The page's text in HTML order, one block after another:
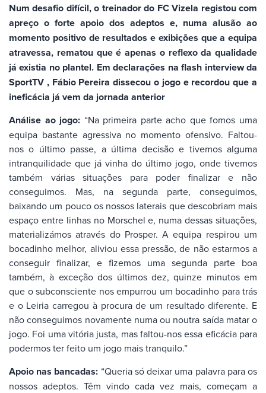
Num desafio difícil, o treinador do FC Vizela registou com
apreço o forte apoio dos adeptos e, numa alusão ao
momento positivo de resultados e exibições que a equipa
atravessa, rematou que é apenas o reflexo da qualidade
já existia no plantel. Em declarações na flash interview da
SportTV , Fábio Pereira dissecou o jogo e recordou que a
ineficácia já vem da jornada anterior
Análise ao jogo: “Na primeira parte acho que fomos uma
equipa bastante agressiva no momento ofensivo. Faltou-
nos o último passe, a última decisão e tivemos alguma
intranquilidade que já vinha do último jogo, onde tivemos
também várias situações para poder finalizar e não
conseguimos. Mas, na segunda parte, conseguimos,
baixando um pouco os nossos laterais que descobriam mais
espaço entre linhas no Morschel e, numa dessas situações,
materializámos através do Prosper. A equipa respirou um
bocadinho melhor, aliviou essa pressão, de não estarmos a
conseguir finalizar, e fizemos uma segunda parte boa
também, à exceção dos últimos dez, quinze minutos em
que o subconsciente nos empurrou um bocadinho para trás
e o Leiria carregou à procura de um resultado diferente. E
não conseguimos novamente numa ou noutra saída matar o
jogo. Foi uma vitória justa, mas faltou-nos essa eficácia para
podermos ter feito um jogo mais tranquilo.”
Apoio nas bancadas: “Queria só deixar uma palavra para os
nossos adeptos. Têm vindo cada vez mais, começam a